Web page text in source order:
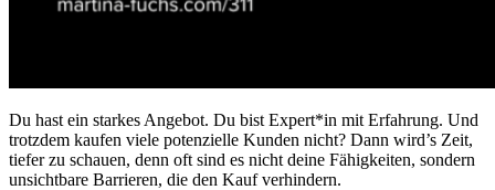
Du hast ein starkes Angebot. Du bist Expert*in mit Erfahrung. Und
trotzdem kaufen viele potenzielle Kunden nicht? Dann wird’s Zeit,
tiefer zu schauen, denn oft sind es nicht deine Fähigkeiten, sondern
unsichtbare Barrieren, die den Kauf verhindern.